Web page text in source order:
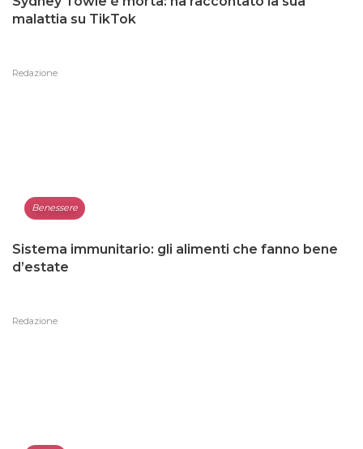
malattia su TikTok
Redazione
Benessere
Sistema immunitario: gli alimenti che fanno bene
d’estate
Redazione